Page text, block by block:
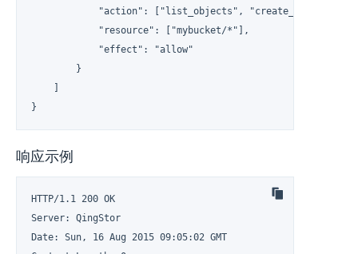
            "action": ["list_objects", "create_object"],
            "resource": ["mybucket/*"],
            "effect": "allow"
        }
}
响应示例
HTTP/1.1 200 OK
Server: QingStor
Date: Sun, 16 Aug 2015 09:05:02 GMT